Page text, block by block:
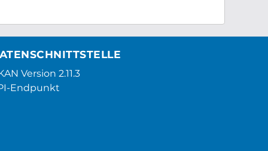
Version 2.11.3
Endpunkt